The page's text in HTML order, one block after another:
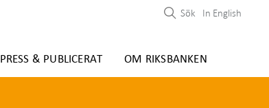
PRESS & PUBLICERAT OM RIKSBANKEN
Sök In English